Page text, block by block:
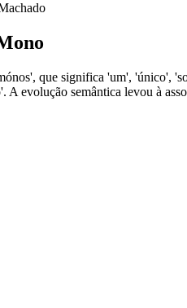
que significa 'um', 'único',
evolução semântica levou à